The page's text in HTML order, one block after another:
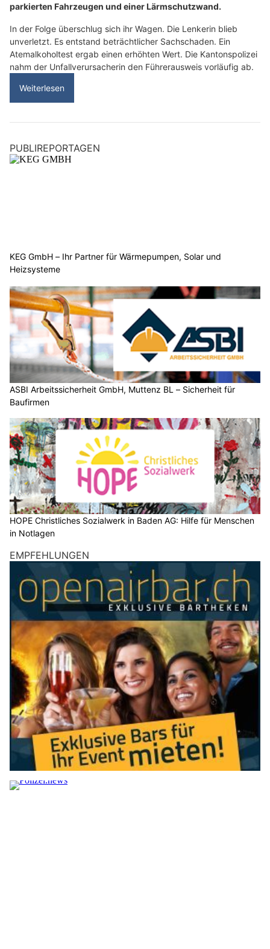
parkierten Fahrzeugen und einer Lärmschutzwand.
In der Folge überschlug sich ihr Wagen. Die Lenkerin blieb
unverletzt. Es entstand beträchtlicher Sachschaden. Ein
Atemalkoholtest ergab einen erhöhten Wert. Die Kantonspolizei
nahm der Unfallverursacherin den Führerausweis vorläufig ab.
Weiterlesen
PUBLIREPORTAGEN
KEG GmbH – Ihr Partner für Wärmepumpen, Solar und
Heizsysteme
ASBI Arbeitssicherheit GmbH, Muttenz BL – Sicherheit für
Baufirmen
HOPE Christliches Sozialwerk in Baden AG: Hilfe für Menschen
in Notlagen
EMPFEHLUNGEN